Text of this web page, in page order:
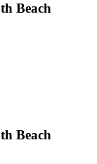
Beach
Beach